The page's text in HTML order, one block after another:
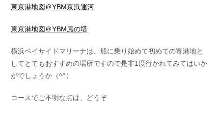
東京港地図＠YBM京浜運河
東京港地図＠YBM風の塔
横浜ベイサイドマリーナは、船に乗り始めて初めての寄港地と
してとてもおすすめの場所ですので是非1度行かれてみてはいか
がでしょうか（^^）
コースでご不明な点は、どうぞ